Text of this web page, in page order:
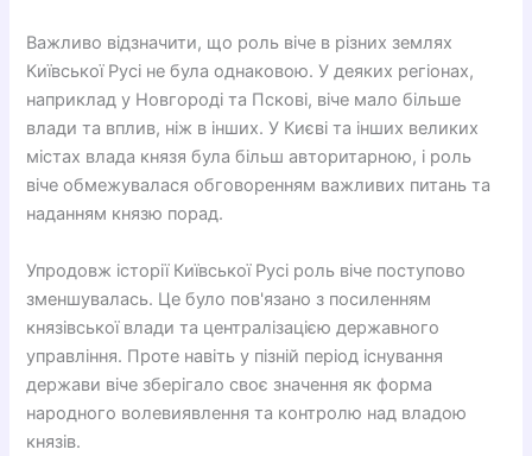
Важливо відзначити, що роль віче в різних землях
Київської Русі не була однаковою. У деяких регіонах,
наприклад у Новгороді та Пскові, віче мало більше
влади та вплив, ніж в інших. У Києві та інших великих
містах влада князя була більш авторитарною, і роль
віче обмежувалася обговоренням важливих питань та
наданням князю порад.
Упродовж історії Київської Русі роль віче поступово
зменшувалась. Це було пов'язано з посиленням
князівської влади та централізацією державного
управління. Проте навіть у пізній період існування
держави віче зберігало своє значення як форма
народного волевиявлення та контролю над владою
князів.